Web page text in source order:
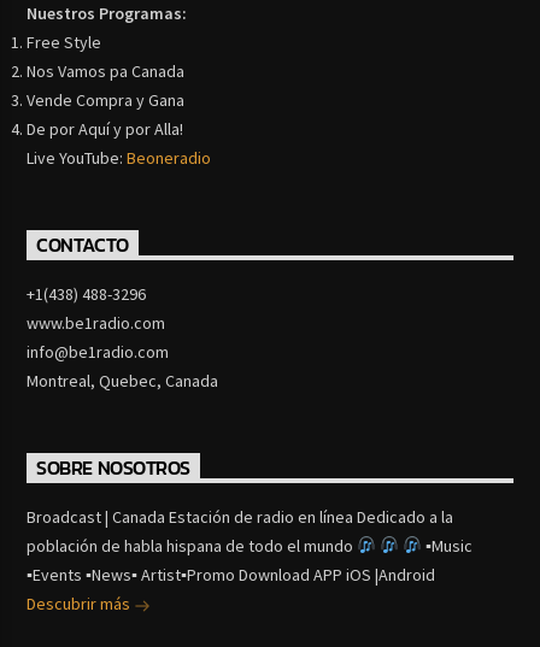
Nuestros Programas:
Free Style
Nos Vamos pa Canada
Vende Compra y Gana
De por Aquí y por Alla!
Live YouTube:Beoneradio
CONTACTO
+1(438) 488-3296
www.be1radio.com
info@be1radio.com
Montreal, Quebec, Canada
SOBRE NOSOTROS
Broadcast | Canada Estación de radio en línea Dedicado a la
población de habla hispana de todo el mundo
▪Music
▪Events ▪News▪ Artist▪Promo Download APP iOS |Android
Descubrir más